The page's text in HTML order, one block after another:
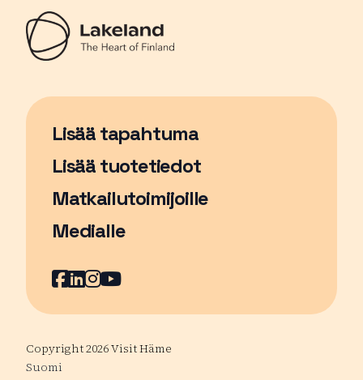
Lisää tapahtuma
Sivu avautuu uudessa ikkunassa
Lisää tuotetiedot
Matkailutoimijoille
Medialle
Facebook
Sivu avautuu uudessa ikkunassa
LinkedIn
Sivu avautuu uudessa ikkunassa
Instagram
Sivu avautuu uudessa
YouTube
Sivu avautuu uudessa
Copyright 2026 Visit Häme
Suomi